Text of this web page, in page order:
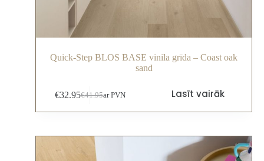
Quick-Step BLOS BASE vinila grīda – Coast oak
sand
€41.95
€32.95 ar PVN Lasīt vairāk